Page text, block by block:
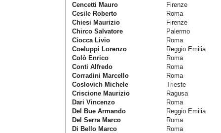
Cencetti Mauro
Firenze
Cesile Roberto
Roma
Chiesi Maurizio
Firenze
Chirco Salvatore
Palermo
Ciocca Livio
Roma
Coeluppi Lorenzo
Reggio Emilia
Colò Enrico
Roma
Conti Alfredo
Roma
Corradini Marcello
Roma
Coslovich Michele
Trieste
Criscione Maurizio
Ragusa
Dari Vincenzo
Roma
Del Bue Armando
Reggio Emilia
Del Serra Marco
Roma
Di Bello Marco
Roma